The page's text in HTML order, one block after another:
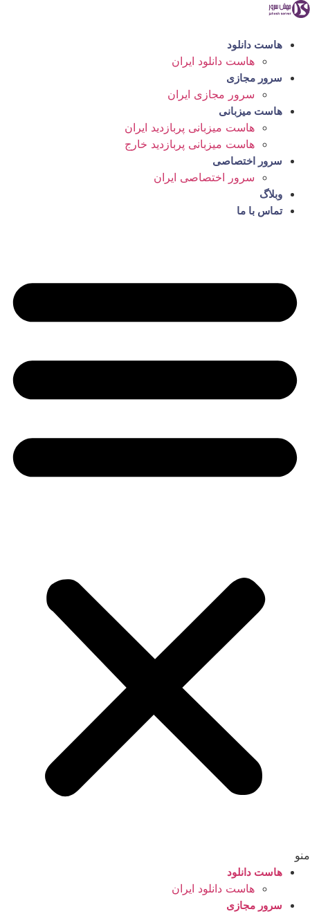
پرش
محتوا
هاست دانلود
هاست دانلود ایران
سرور مجازی
سرور مجازی ایران
هاست میزبانی
هاست میزبانی پربازدید ایران
هاست میزبانی پربازدید خارج
سرور اختصاصی
سرور اختصاصی ایران
وبلاگ
تماس با ما
منو
هاست دانلود
هاست دانلود ایران
سرور مجازی